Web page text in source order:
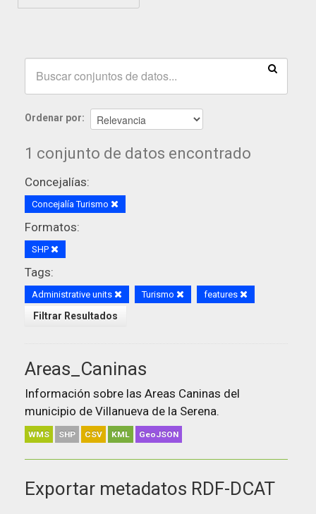
Ordenar por
1 conjunto de datos encontrado
Concejalías:
Concejalía Turismo
Formatos:
SHP
Tags:
Administrative units Turismo features
Filtrar Resultados
Areas_Caninas
Información sobre las Areas Caninas del
municipio de Villanueva de la Serena.
WMS SHP CSV KML GeoJSON
Exportar metadatos RDF-DCAT